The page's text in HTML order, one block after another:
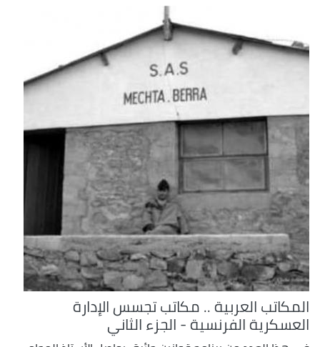
المكاتب العربية .. مكاتب تجسس الإدارة
العسكرية الفرنسية - الجزء الثاني